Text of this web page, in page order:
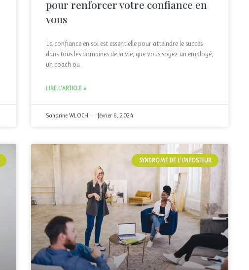
pour renforcer votre confiance en
vous
La confiance en soi est essentielle pour atteindre le succès
dans tous les domaines de la vie, que vous soyez un employé,
un coach ou
LIRE L'ARTICLE »
Sandrine WLOCH février 6, 2024
SYNDROME DE L'IMPOSTEUR